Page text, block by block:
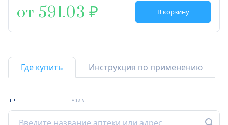
от 591.03 В корзину
Где купить Инструкция по применению
Где купить 30